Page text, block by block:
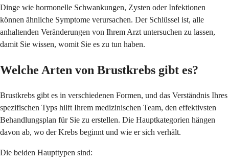
Dinge wie hormonelle Schwankungen, Zysten oder Infektionen
können ähnliche Symptome verursachen. Der Schlüssel ist, alle
anhaltenden Veränderungen von Ihrem Arzt untersuchen zu lassen,
damit Sie wissen, womit Sie es zu tun haben.
Welche Arten von Brustkrebs gibt es?
Brustkrebs gibt es in verschiedenen Formen, und das Verständnis Ihres
spezifischen Typs hilft Ihrem medizinischen Team, den effektivsten
Behandlungsplan für Sie zu erstellen. Die Hauptkategorien hängen
davon ab, wo der Krebs beginnt und wie er sich verhält.
Die beiden Haupttypen sind: